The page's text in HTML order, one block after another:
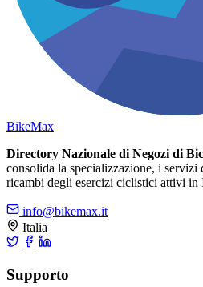
BikeMax
Directory Nazionale di Negozi di
consolida la specializzazione, i
ricambi degli esercizi ciclistici attivi in
info@bikemax.it
Italia
Supporto